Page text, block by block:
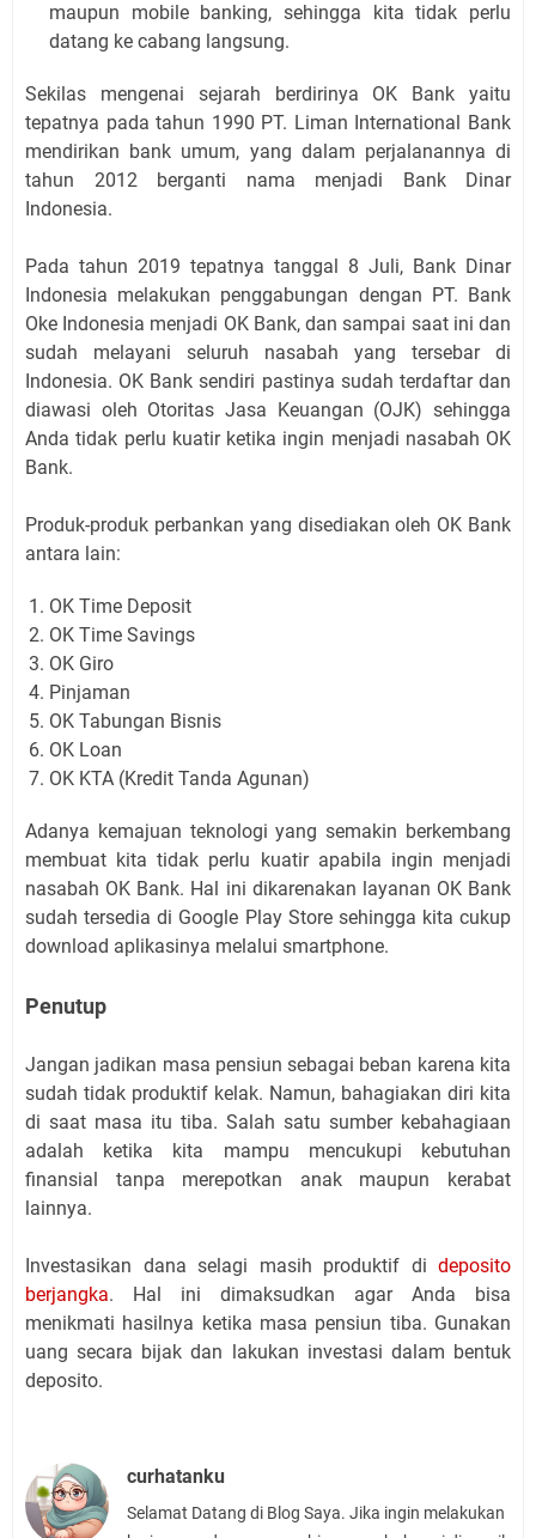
maupun mobile banking, sehingga kita tidak perlu
datang ke cabang langsung.
Sekilas mengenai sejarah berdirinya OK Bank yaitu
tepatnya pada tahun 1990 PT. Liman International Bank
mendirikan bank umum, yang dalam perjalanannya di
tahun 2012 berganti nama menjadi Bank Dinar
Indonesia.
Pada tahun 2019 tepatnya tanggal 8 Juli, Bank Dinar
Indonesia melakukan penggabungan dengan PT. Bank
Oke Indonesia menjadi OK Bank, dan sampai saat ini dan
sudah melayani seluruh nasabah yang tersebar di
Indonesia. OK Bank sendiri pastinya sudah terdaftar dan
diawasi oleh Otoritas Jasa Keuangan (OJK) sehingga
Anda tidak perlu kuatir ketika ingin menjadi nasabah OK
Bank.
Produk-produk perbankan yang disediakan oleh OK Bank
antara lain:
OK Time Deposit
OK Time Savings
OK Giro
Pinjaman
OK Tabungan Bisnis
OK Loan
OK KTA (Kredit Tanda Agunan)
Adanya kemajuan teknologi yang semakin berkembang
membuat kita tidak perlu kuatir apabila ingin menjadi
nasabah OK Bank. Hal ini dikarenakan layanan OK Bank
sudah tersedia di Google Play Store sehingga kita cukup
download aplikasinya melalui smartphone.
Penutup
Jangan jadikan masa pensiun sebagai beban karena kita
sudah tidak produktif kelak. Namun, bahagiakan diri kita
di saat masa itu tiba. Salah satu sumber kebahagiaan
adalah ketika kita mampu mencukupi kebutuhan
finansial tanpa merepotkan anak maupun kerabat
lainnya.
Investasikan dana selagi masih produktif di deposito
berjangka. Hal ini dimaksudkan agar Anda bisa
menikmati hasilnya ketika masa pensiun tiba. Gunakan
uang secara bijak dan lakukan investasi dalam bentuk
deposito.
curhatanku
Selamat Datang di Blog Saya. Jika ingin melakukan